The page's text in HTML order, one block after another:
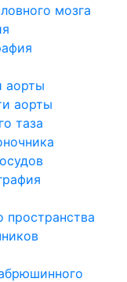
мозга
аорты
аорты
таза